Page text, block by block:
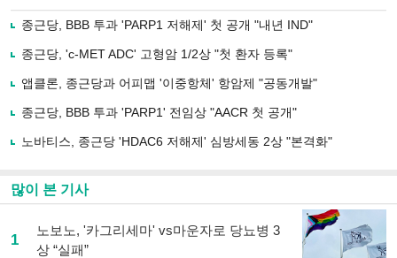
로
기
사
유
기
종근당, BBB 투과 'PARP1 저해제' 첫 공개 "내년 IND"
종근당, 'c-MET ADC' 고형암 1/2상 "첫 환자 등록"
앱클론, 종근당과 어피맵 '이중항체' 항암제 "공동개발"
종근당, BBB 투과 'PARP1' 전임상 "AACR 첫 공개"
노바티스, 종근당 'HDAC6 저해제' 심방세동 2상 "본격화"
많이 본 기사
1
노보노, '카그리세마' vs마운자로 당뇨병 3
상 “실패”